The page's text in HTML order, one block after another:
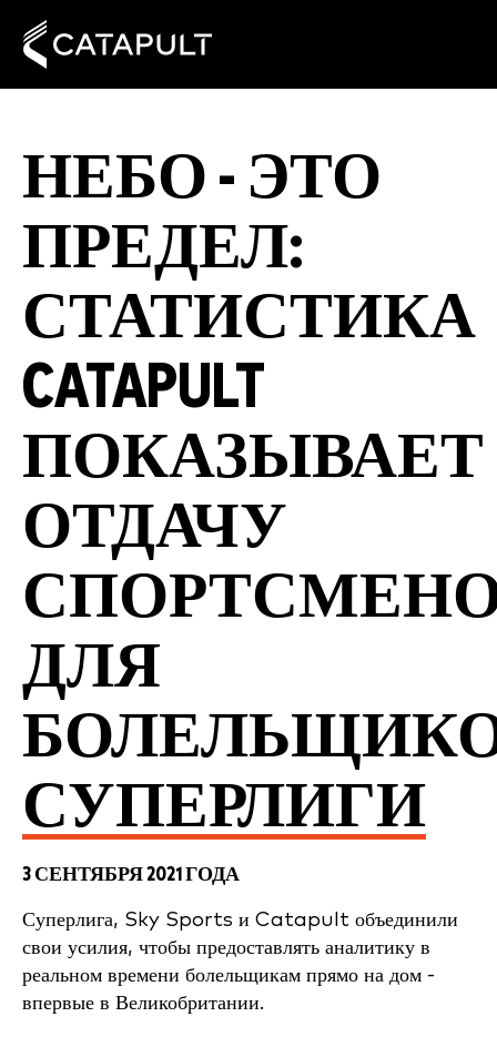
НЕБО - ЭТО
ПРЕДЕЛ:
СТАТИСТИКА
CATAPULT
ПОКАЗЫВАЕТ
ОТДАЧУ
ДЛЯ
СУПЕРЛИГИ
3 СЕНТЯБРЯ 2021 ГОДА
Суперлига, Sky Sports и Catapult объединили
свои усилия, чтобы предоставлять аналитику в
реальном времени болельщикам прямо на дом -
впервые в Великобритании.